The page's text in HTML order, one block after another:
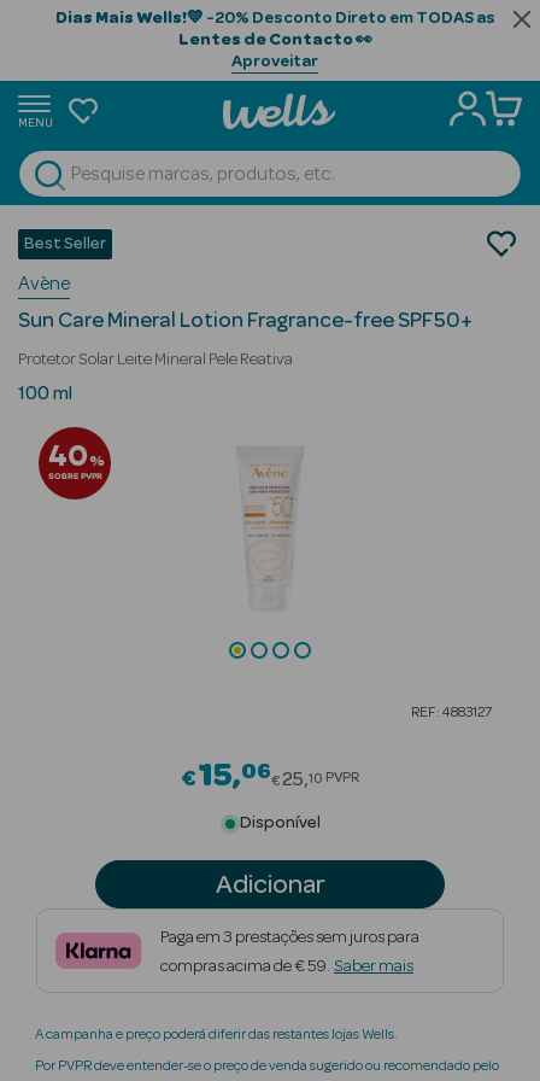
Dias Mais Wells!💙 -20% Desconto Direto em TODAS as
Lentes de Contacto👀
Aproveitar
MENU
Ver Tudo
Beauty Season
Cabelo
Beauty Season
Beauty Season
Cosmética
Beauty Season
Beauty Season
Beauty Season
Beauty Season
Cosmética Rosto e Corpo
Protetores Solares Infantis
Best Seller
Avène
Sun Care Mineral Lotion Fragrance-free SPF50+
Protetor Solar Leite Mineral Pele Reativa
100 ml
40%
SOBRE PVPR
REF: 4883127
€15 06Price reduced from
€25 10 PVPR
Disponível
Adicionar
Paga em 3 prestações sem juros para
compras acima de € 59. Saber mais
A campanha e preço poderá diferir das restantes lojas Wells.
Por PVPR deve entender-se o preço de venda sugerido ou recomendado pelo